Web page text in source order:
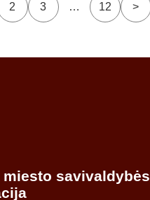
2 3 … 12 >
miesto savivaldybės